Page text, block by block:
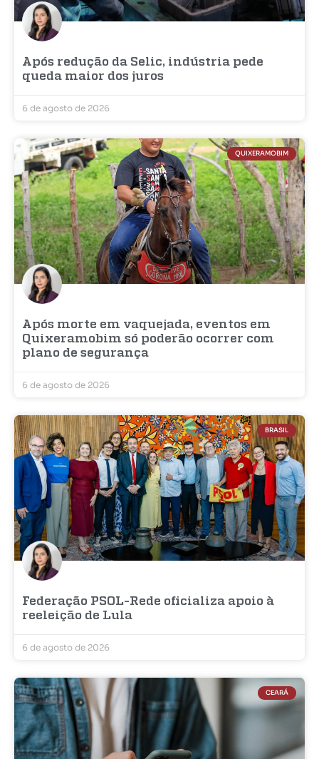
Após redução da Selic, indústria pede
queda maior dos juros
6 de agosto de 2026
QUIXERAMOBIM
Após morte em vaquejada, eventos em
Quixeramobim só poderão ocorrer com
plano de segurança
6 de agosto de 2026
BRASIL
Federação PSOL-Rede oficializa apoio à
reeleição de Lula
6 de agosto de 2026
CEARÁ